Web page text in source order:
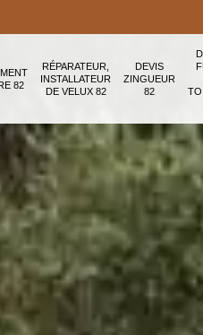
82
RÉPARATEUR,
INSTALLATEUR
DE VELUX 82
DEVIS
ZINGUEUR
82